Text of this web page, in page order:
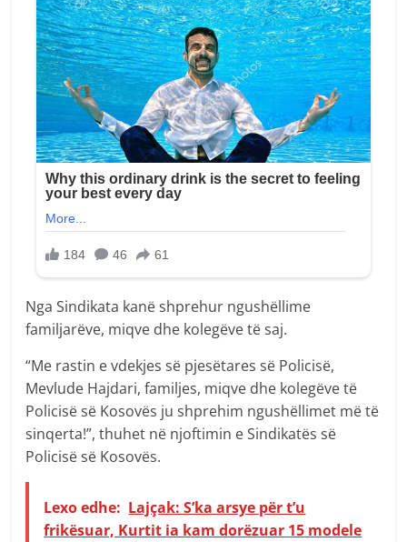
Nga Sindikata kanë shprehur ngushëllime
familjarëve, miqve dhe kolegëve të saj.
“Me rastin e vdekjes së pjesëtares së Policisë,
Mevlude Hajdari, familjes, miqve dhe kolegëve të
Policisë së Kosovës ju shprehim ngushëllimet më të
sinqerta!”, thuhet në njoftimin e Sindikatës së
Policisë së Kosovës.
Lexo edhe: Lajçak: S’ka arsye për t’u
frikësuar, Kurtit ia kam dorëzuar 15 modele